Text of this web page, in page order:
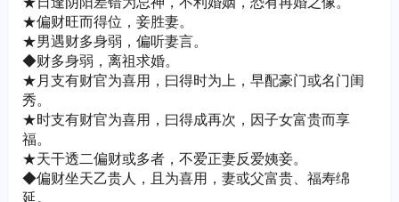
★偏财旺而得位，妾胜妻。
★男遇财多身弱，偏听妻言。
◆财多身弱，离祖求婚。
★月支有财官为喜用，曰得时为上，早配豪门或名门闺
秀。
★时支有财官为喜用，曰得成再次，因子女富贵而享
福。
★天干透二偏财或多者，不爱正妻反爱姨妾。
◆偏财坐天乙贵人，且为喜用，妻或父富贵、福寿绵
延。